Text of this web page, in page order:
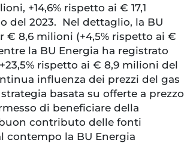
+14,6% rispetto ai € 17,1
del 2023. Nel dettaglio, la BU
€ 8,6 milioni (+4,5% rispetto ai €
la BU Energia ha registrato
rispetto ai € 8,9 milioni del
influenza dei prezzi del gas
basata su offerte a prezzo
di beneficiare della
contributo delle fonti
contempo la BU Energia